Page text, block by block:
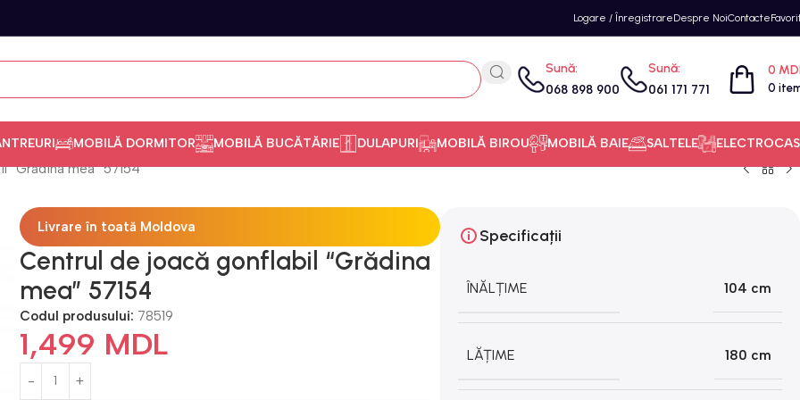
Logare / ÎnregistrareDespre NoiContacte
Sună:
068 898 900
Sună:
061 171 771 0
0
MOBILĂ DORMITOR MOBILĂ BUCĂTĂRIE DULAPURI MOBILĂ BIROU MOBILĂ BAIE SALTELE
“Grădina mea” 57154
Livrare în toată Moldova
Centrul de joacă gonflabil “Grădina
mea” 57154
Codul produsului: 78519
1,499 MDL
Specificații
ÎNĂLȚIME 104 cm
LĂȚIME 180 cm